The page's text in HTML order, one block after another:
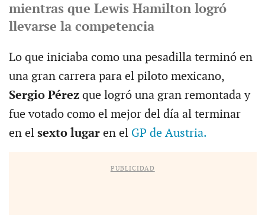
mientras que Lewis Hamilton logró
llevarse la competencia
Lo que iniciaba como una pesadilla terminó en
una gran carrera para el piloto mexicano,
Sergio Pérez que logró una gran remontada y
fue votado como el mejor del día al terminar
en el sexto lugaren elGP de Austria.
PUBLICIDAD